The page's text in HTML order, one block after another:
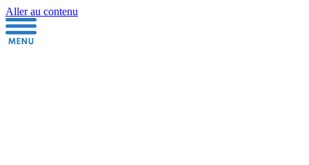
Aller au contenu